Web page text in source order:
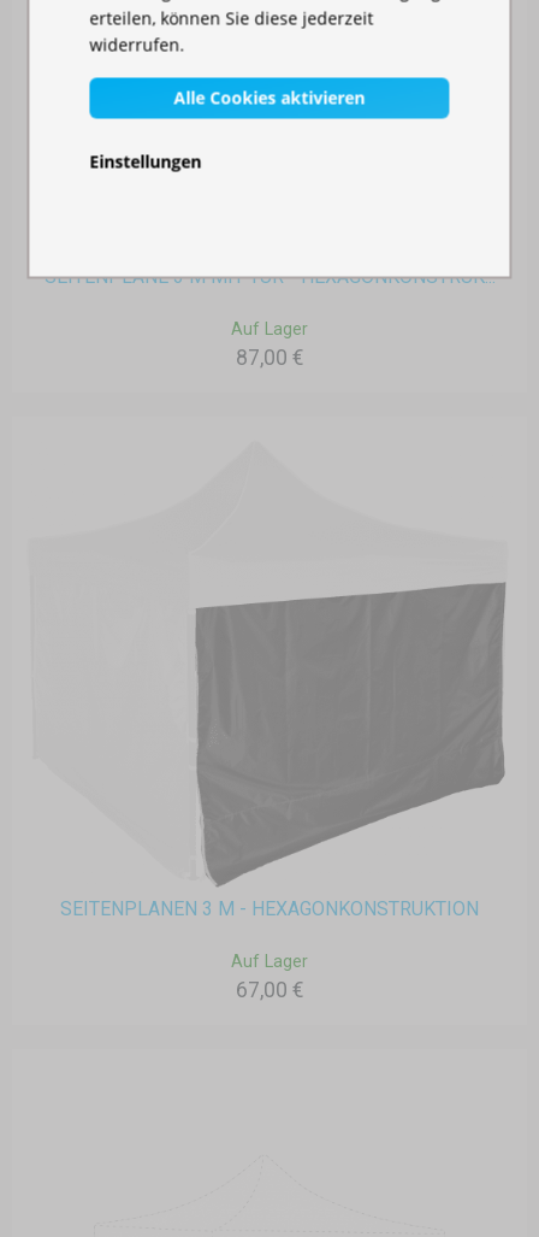
SEITENPLANE 3 M MIT TÜR - HEXAGONKONSTRUK...
Auf Lager
87,00 €
SEITENPLANEN 3 M - HEXAGONKONSTRUKTION
Auf Lager
67,00 €
erteilen, können Sie diese jederzeit
widerrufen.
Alle Cookies aktivieren
Einstellungen